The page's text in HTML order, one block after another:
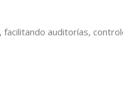
auditorías,